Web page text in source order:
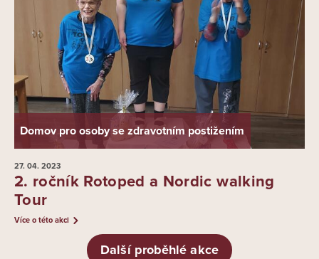
Domov pro osoby se zdravotním postižením
27. 04. 2023
2. ročník Rotoped a Nordic walking
Tour
Více o této akci
Další proběhlé akce